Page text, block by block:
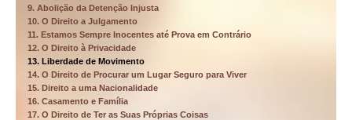
9. Abolição da Detenção Injusta
10. O Direito a Julgamento
11. Estamos Sempre Inocentes até Prova em Contrário
12. O Direito à Privacidade
13. Liberdade de Movimento
14. O Direito de Procurar um Lugar Seguro para Viver
15. Direito a uma Nacionalidade
16. Casamento e Família
17. O Direito de Ter as Suas Próprias Coisas